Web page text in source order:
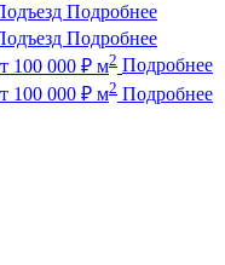
Подробнее
Подробнее
100 000 ₽ м2 Подробнее
100 000 ₽ м2 Подробнее